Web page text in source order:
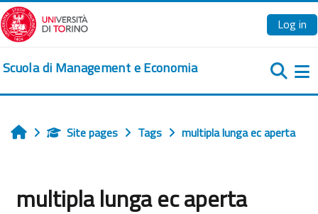
Skip to main content
Log in
Scuola di Management e Economia
HomeSite pages Tags multipla lunga ec aperta
multipla lunga ec aperta